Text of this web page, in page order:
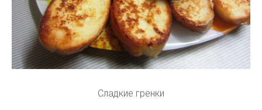
Сладкие гренки